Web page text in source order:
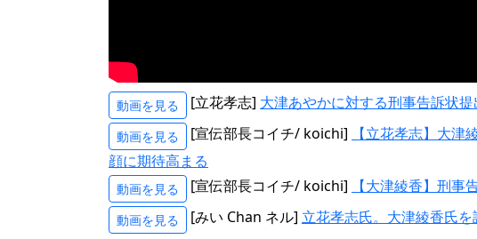
動画を見る [立花孝志] 大津あやかに対する刑事告訴状提
動画を見る [宣伝部長コイチ/ koichi]
【立花孝志】大
顔に期待高まる
動画を見る [宣伝部長コイチ/ koichi] 【大津綾香】刑
動画を見る [みい Chan ネル] 立花孝志氏。大津綾香氏を